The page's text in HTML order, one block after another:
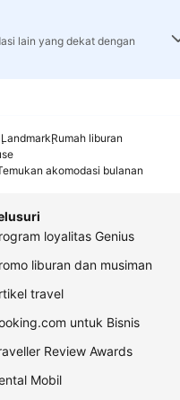
lain yang dekat dengan
LandmarkRumah liburan
akomodasi bulanan
loyalitas Genius
liburan dan musiman
travel
untuk Bisnis
Review Awards
Mobil